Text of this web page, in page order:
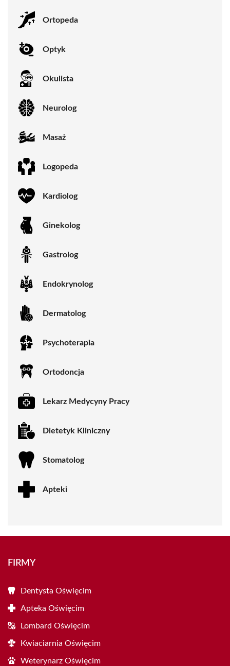
Ortopeda
Optyk
Okulista
Neurolog
Masaż
Logopeda
Kardiolog
Ginekolog
Gastrolog
Endokrynolog
Dermatolog
Psychoterapia
Ortodoncja
Lekarz Medycyny Pracy
Dietetyk Kliniczny
Stomatolog
Apteki
FIRMY
Dentysta Oświęcim
Apteka Oświęcim
Lombard Oświęcim
Kwiaciarnia Oświęcim
Weterynarz Oświęcim